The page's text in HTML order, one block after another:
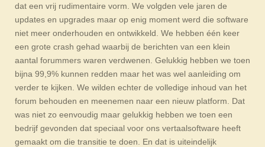
dat een vrij rudimentaire vorm. We volgden vele jaren de
updates en upgrades maar op enig moment werd die software
niet meer onderhouden en ontwikkeld. We hebben één keer
een grote crash gehad waarbij de berichten van een klein
aantal forummers waren verdwenen. Gelukkig hebben we toen
bijna 99,9% kunnen redden maar het was wel aanleiding om
verder te kijken. We wilden echter de volledige inhoud van het
forum behouden en meenemen naar een nieuw platform. Dat
was niet zo eenvoudig maar gelukkig hebben we toen een
bedrijf gevonden dat speciaal voor ons vertaalsoftware heeft
gemaakt om die transitie te doen. En dat is uiteindelijk